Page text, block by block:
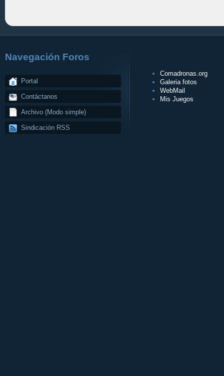
Navegación Foros
Portal
Contáctanos
Archivo (Modo simple)
Sindicación RSS
Comadronas.org
Galeria fotos
WebMail
Mis Juegos